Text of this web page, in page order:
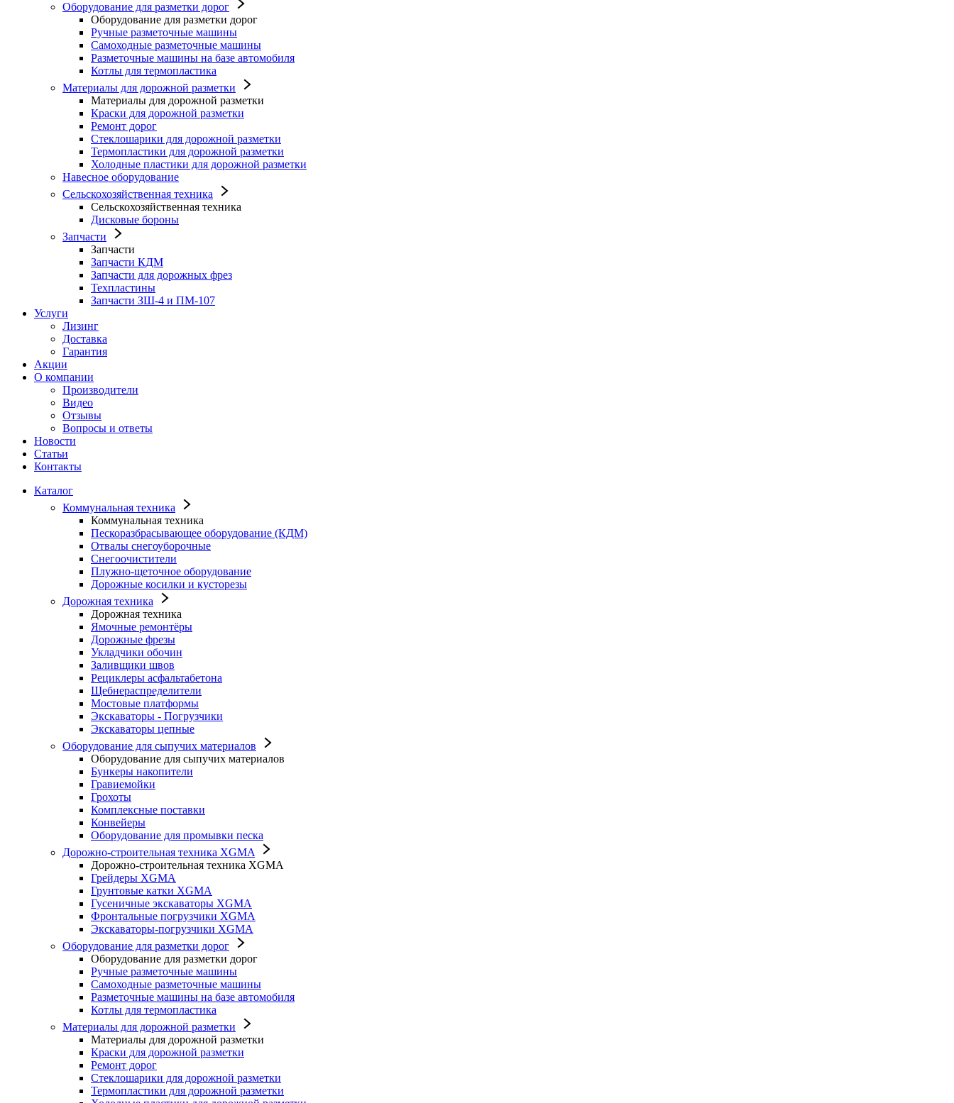
Оборудование для разметки дорог
Оборудование для разметки дорог
Ручные разметочные машины
Самоходные разметочные машины
Разметочные машины на базе автомобиля
Котлы для термопластика
Материалы для дорожной разметки
Материалы для дорожной разметки
Краски для дорожной разметки
Ремонт дорог
Стеклошарики для дорожной разметки
Термопластики для дорожной разметки
Холодные пластики для дорожной разметки
Навесное оборудование
Сельскохозяйственная техника
Сельскохозяйственная техника
Дисковые бороны
Запчасти
Запчасти
Запчасти КДМ
Запчасти для дорожных фрез
Техпластины
Запчасти ЗШ-4 и ПМ-107
Услуги
Лизинг
Доставка
Гарантия
Акции
О компании
Производители
Видео
Отзывы
Вопросы и ответы
Новости
Статьи
Контакты
Каталог
Коммунальная техника
Коммунальная техника
Пескоразбрасывающее оборудование (КДМ)
Отвалы снегоуборочные
Снегоочистители
Плужно-щеточное оборудование
Дорожные косилки и кусторезы
Дорожная техника
Дорожная техника
Ямочные ремонтёры
Дорожные фрезы
Укладчики обочин
Заливщики швов
Рециклеры асфальтабетона
Щебнераспределители
Мостовые платформы
Экскаваторы - Погрузчики
Экскаваторы цепные
Оборудование для сыпучих материалов
Оборудование для сыпучих материалов
Бункеры накопители
Гравиемойки
Грохоты
Комплексные поставки
Конвейеры
Оборудование для промывки песка
Дорожно-строительная техника XGMA
Дорожно-строительная техника XGMA
Грейдеры XGMA
Грунтовые катки XGMA
Гусеничные экскаваторы XGMA
Фронтальные погрузчики XGMA
Экскаваторы-погрузчики XGMA
Оборудование для разметки дорог
Оборудование для разметки дорог
Ручные разметочные машины
Самоходные разметочные машины
Разметочные машины на базе автомобиля
Котлы для термопластика
Материалы для дорожной разметки
Материалы для дорожной разметки
Краски для дорожной разметки
Ремонт дорог
Стеклошарики для дорожной разметки
Термопластики для дорожной разметки